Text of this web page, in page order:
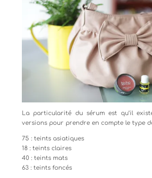
La particularité du sérum est qu’il
versions pour prendre en compte le type
75 : teints asiatiques
18 : teints claires
40 : teints mats
63 : teints foncés